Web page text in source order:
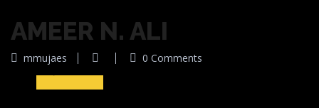
AMEER N. ALI
mmujaes 0 Comments
10